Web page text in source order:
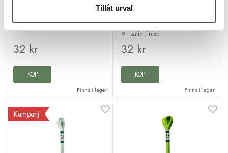
Tillåt urval
32 kr
KÖP
Finns i lager
8 meter
färgbeständig
satin finish
32 kr
KÖP
Finns i lager
Kampanj